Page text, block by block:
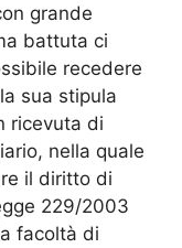
grande
battuta ci
recedere
sua stipula
ricevuta di
nella quale
il diritto di
229/2003
facoltà di